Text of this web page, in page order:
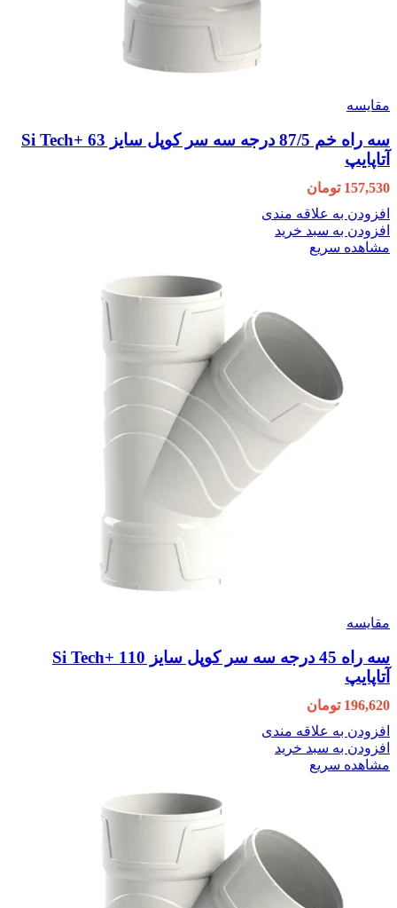
مقایسه
سه راه خم 87/5 درجه سه سر کوپل سایز 63 +Si Tech
آتاپایپ
157,530 تومان
افزودن به علاقه مندی
افزودن به سبد خرید
مشاهده سریع
مقایسه
سه راه 45 درجه سه سر کوپل سایز 110 +Si Tech
آتاپایپ
196,620 تومان
افزودن به علاقه مندی
افزودن به سبد خرید
مشاهده سریع